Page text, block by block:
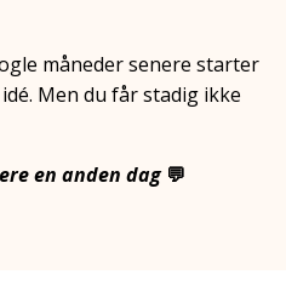
måneder senere starter
Men du får stadig ikke
en anden dag 💬